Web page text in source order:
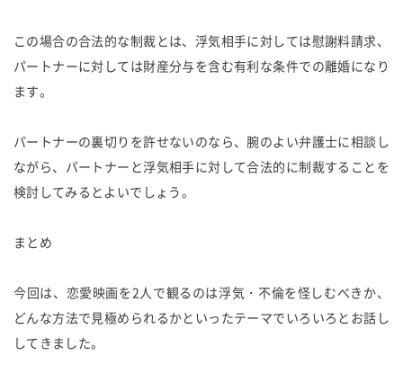
この場合の合法的な制裁とは、浮気相手に対しては慰謝料請求、
パートナーに対しては財産分与を含む有利な条件での離婚になり
ます。
パートナーの裏切りを許せないのなら、腕のよい弁護士に相談し
ながら、パートナーと浮気相手に対して合法的に制裁することを
検討してみるとよいでしょう。
まとめ
今回は、恋愛映画を2人で観るのは浮気・不倫を怪しむべきか、
どんな方法で見極められるかといったテーマでいろいろとお話し
してきました。